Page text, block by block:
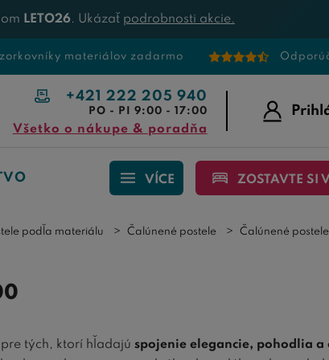
LETO26. Ukázať podrobnosti akcie.
materiálov zadarmo
+421 222 205 940
PO - PI 9:00 - 17:00
Všetko o nákupe & poradňa
VÍCE ZOSTAVTE SI
podľa materiálu Čalúnené postele Čalúnené
tých, ktorí hľadajú spojenie elegancie, pohodlia a